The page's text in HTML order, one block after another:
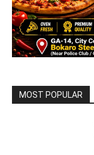
MOST POPULAR